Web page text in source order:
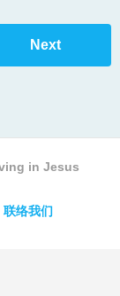
Next
in Jesus
联络我们